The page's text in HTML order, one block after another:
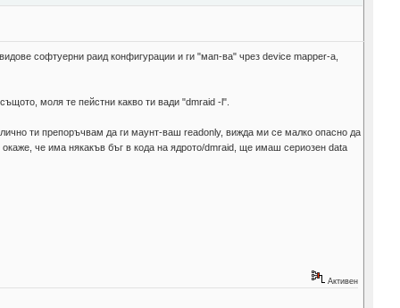
софтуерни раид конфигурации и ги "мап-ва" чрез device mapper-a,
моля те пейстни какво ти вади "dmraid -l".
ти препоръчвам да ги маунт-ваш readonly, вижда ми се малко опасно да
че има някакъв бъг в кода на ядрото/dmraid, ще имаш сериозен data
Активен